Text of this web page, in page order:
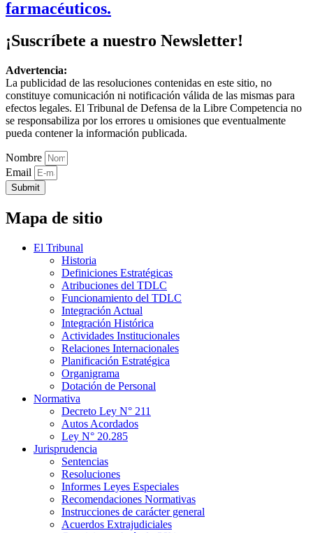
farmacéuticos.
¡Suscríbete a nuestro Newsletter!
Advertencia:
La publicidad de las resoluciones contenidas en este sitio, no
constituye comunicación ni notificación válida de las mismas para
efectos legales. El Tribunal de Defensa de la Libre Competencia no
se responsabiliza por los errores u omisiones que eventualmente
pueda contener la información publicada.
Nombre
Email
Submit
Mapa de sitio
El Tribunal
Historia
Definiciones Estratégicas
Atribuciones del TDLC
Funcionamiento del TDLC
Integración Actual
Integración Histórica
Actividades Institucionales
Relaciones Internacionales
Planificación Estratégica
Organigrama
Dotación de Personal
Normativa
Decreto Ley N° 211
Autos Acordados
Ley N° 20.285
Jurisprudencia
Sentencias
Resoluciones
Informes Leyes Especiales
Recomendaciones Normativas
Instrucciones de carácter general
Acuerdos Extrajudiciales